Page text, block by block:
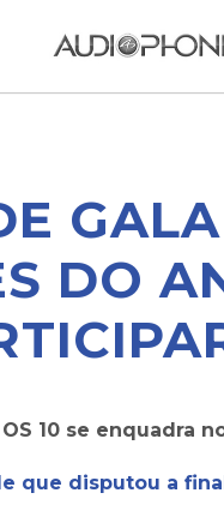
DO
OS 10 se enquadra
que disputou a